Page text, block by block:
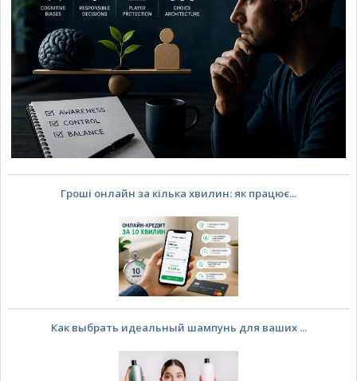
Гроші онлайн за кілька хвилин: як працює...
Как выбрать идеальный шампунь для ваших ...